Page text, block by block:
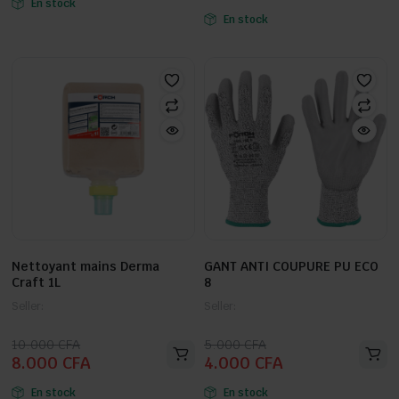
En stock
initial
actuel
En stock
Nettoyant mains Derma
Craft 1L
10.000CFA
Le
prix
initial
8.000 CFA
Le
prix
actuel
En stock
GANT ANTI COUPURE PU ECO
8
5.000CFA
Le
prix
initial
4.000 CFA
Le
prix
actuel
En stock